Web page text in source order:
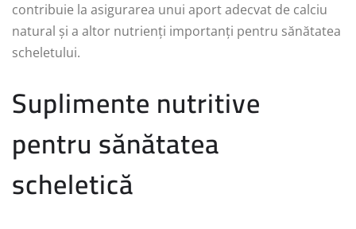
contribuie la asigurarea unui aport adecvat de calciu
natural și a altor nutrienți importanți pentru sănătatea
scheletului.
Suplimente nutritive
pentru sănătatea
scheletică